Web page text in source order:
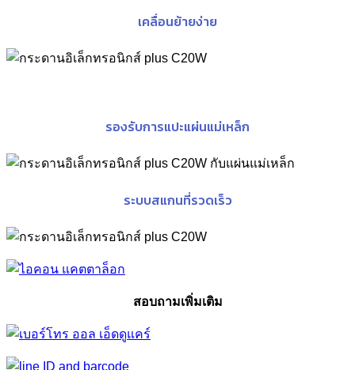
เคลื่อนย้ายง่าย
รองรับการแปะแผ่นแม่เหล็ก
ระบบสแกนที่รวดเร็ว
สอบถามเพิ่มเติม